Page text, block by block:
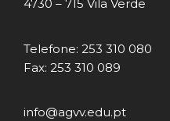
4730 – 715 Vila Verde
Telefone: 253 310 080
Fax: 253 310 089
info@agvv.edu.pt